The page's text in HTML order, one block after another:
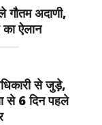
गौतम अदाणी,
ऐलान
से जुड़े,
से 6 दिन पहले